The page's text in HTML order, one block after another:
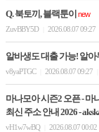
Q. 북토끼, 블랙툰이new
ZuvBBY5D
2026.08.07 09:27
알바생도 대출 가능! 알
v8yaPTGC
2026.08.07 09:27
마나모아 시즌2 오픈 - 마
최신 주소 안내 2026 -
vH1w7wBQ 2026.08.07 00:02